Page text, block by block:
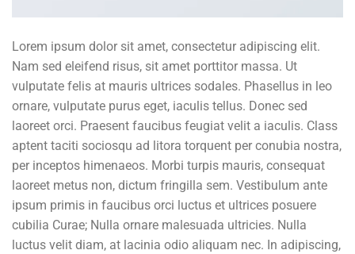
Lorem ipsum dolor sit amet, consectetur adipiscing elit.
Nam sed eleifend risus, sit amet porttitor massa. Ut
vulputate felis at mauris ultrices sodales. Phasellus in leo
ornare, vulputate purus eget, iaculis tellus. Donec sed
laoreet orci. Praesent faucibus feugiat velit a iaculis. Class
aptent taciti sociosqu ad litora torquent per conubia nostra,
per inceptos himenaeos. Morbi turpis mauris, consequat
laoreet metus non, dictum fringilla sem. Vestibulum ante
ipsum primis in faucibus orci luctus et ultrices posuere
cubilia Curae; Nulla ornare malesuada ultricies. Nulla
luctus velit diam, at lacinia odio aliquam nec. In adipiscing,